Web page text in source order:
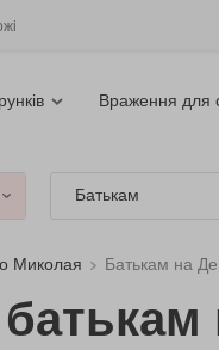
Враження для
Батькам
Миколая Батькам на